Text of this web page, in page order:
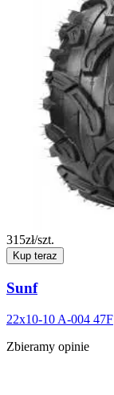
315zł/szt.
Kup teraz
Sunf
22x10-10 A-004 47F
Zbieramy opinie